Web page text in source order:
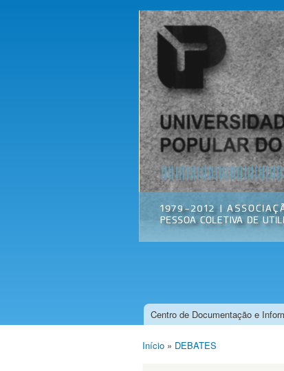
Universidade
Popular do
Porto
Associação
Cultural
Menu principal
Centro de Documentação e
Início » DEBATES